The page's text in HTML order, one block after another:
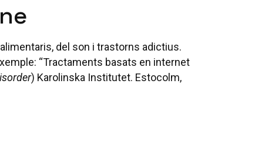
alimentaris, del son i trastorns adictius.
“Tractaments basats en internet
) Karolinska Institutet. Estocolm,